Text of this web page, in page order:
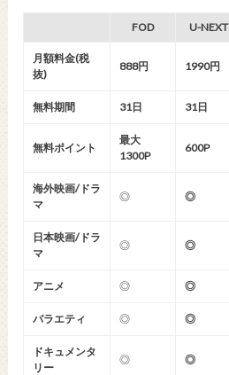
FOD U-NEXT
月額料金(税
抜)
888円 1990円
無料期間 31日 31日
無料ポイント
最大
1300P
600P
海外映画/ドラ
マ
◎ ◎
日本映画/ドラ
マ
◎ ◎
アニメ ◎ ◎
バラエティ ◎ ◎
ドキュメンタ
リー
◎ ◎